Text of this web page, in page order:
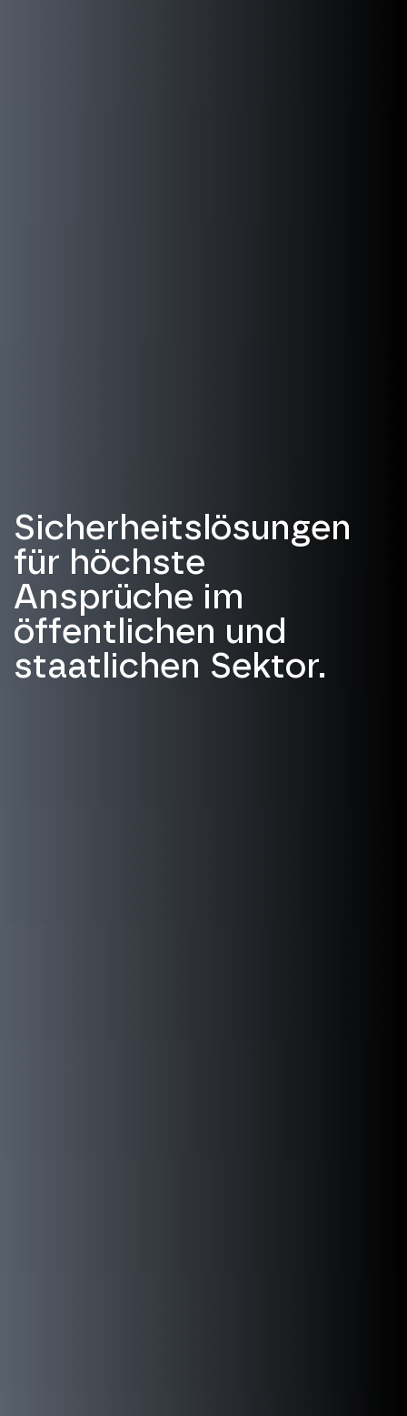
Sicherheitslösungen
für höchste
Ansprüche im
öffentlichen und
staatlichen Sektor.